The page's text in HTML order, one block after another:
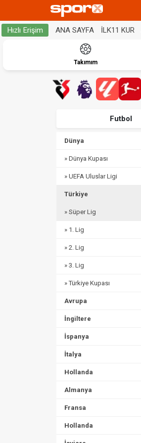
Hızlı Erişim ANA SAYFA İLK11 KUR
Takımım
Futbol
Dünya
» Dünya Kupası
» UEFA Uluslar Ligi
Türkiye
» Süper Lig
» 1. Lig
» 2. Lig
» 3. Lig
» Türkiye Kupası
Avrupa
İngiltere
İspanya
İtalya
Hollanda
Almanya
Fransa
Hollanda